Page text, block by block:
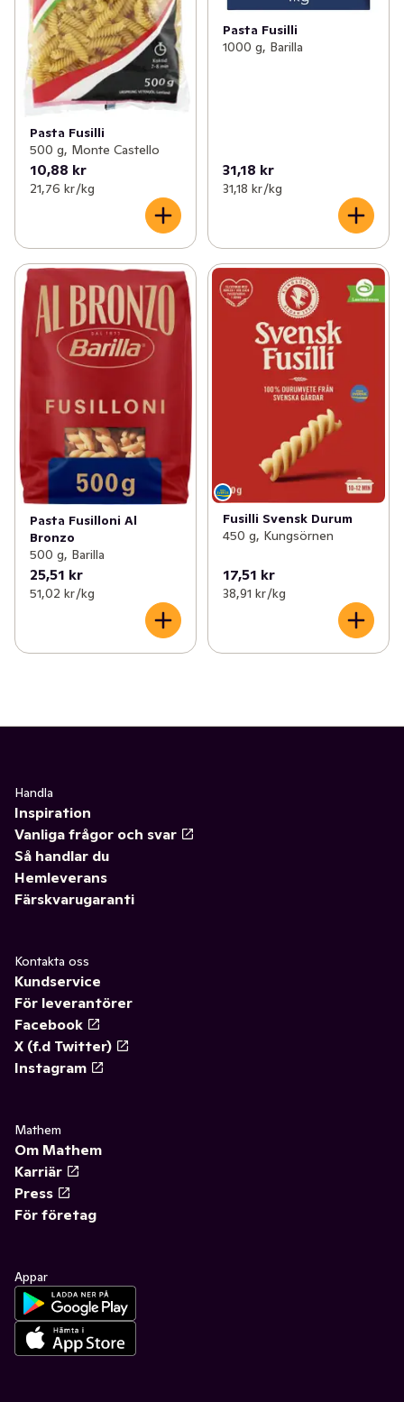
Pasta Fusilli
500 g, Monte Castello
10,88 kr
21,76 kr /kg
Pasta Fusilli
1000 g, Barilla
31,18 kr
31,18 kr /kg
Pasta Fusilloni Al
Bronzo
500 g, Barilla
25,51 kr
51,02 kr /kg
Fusilli Svensk Durum
450 g, Kungsörnen
17,51 kr
38,91 kr /kg
Handla
Inspiration
Vanliga frågor och svar
Så handlar du
Hemleverans
Färskvarugaranti
Kontakta oss
Kundservice
För leverantörer
Facebook
X (f.d Twitter)
Instagram
Mathem
Om Mathem
Karriär
Press
För företag
Appar